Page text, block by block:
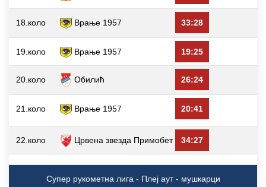
18.коло Врање 1957 33:28
19.коло Врање 1957 19:25
20.коло Обилић 26:24
21.коло Врање 1957 20:41
22.коло Црвена звезда Примобет 34:27
Супер рукометна лига - Плеј аут - мушкарци